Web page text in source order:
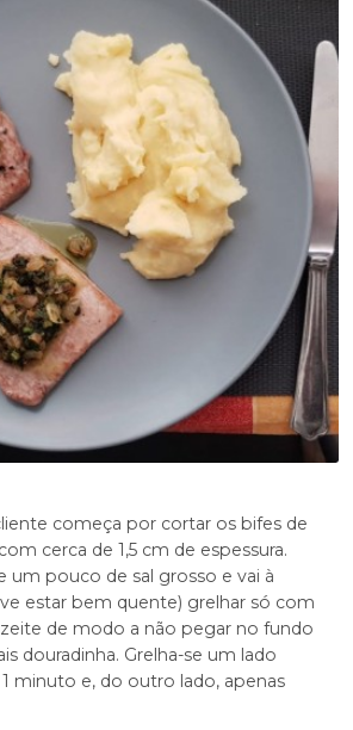
começa por cortar os bifes de
cerca de 1,5 cm de espessura.
um pouco de sal grosso e vai à
estar bem quente) grelhar só com
de modo a não pegar no fundo
douradinha. Grelha-se um lado
minuto e, do outro lado, apenas